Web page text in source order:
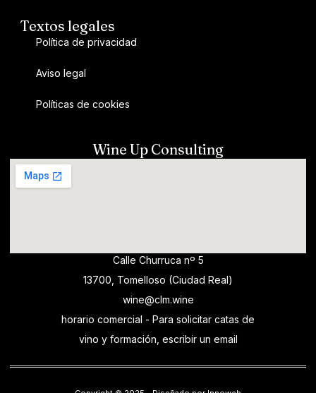
Textos legales
Política de privacidad
Aviso legal
Políticas de cookies
Wine Up Consulting
Calle Churruca nº 5
13700, Tomelloso (Ciudad Real)
wine@clm.wine
horario comercial - Para solicitar catas de
vino y formación, escribir un email